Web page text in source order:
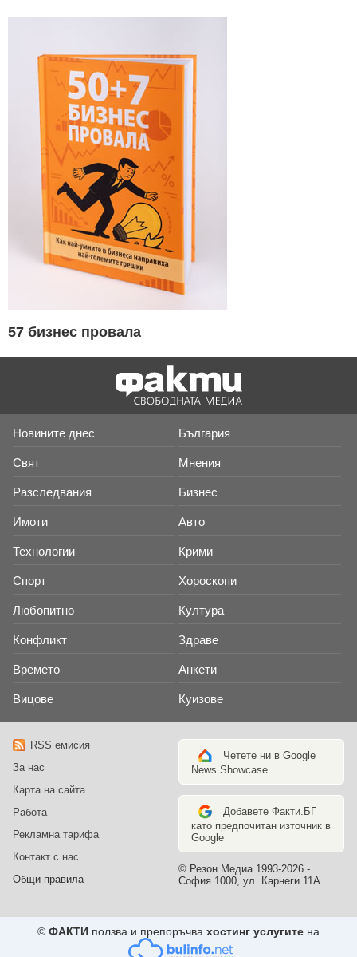
57 бизнес провала
Новините днес България
Свят Мнения
Разследвания Бизнес
Имоти Авто
Технологии Крими
Спорт Хороскопи
Любопитно Култура
Конфликт Здраве
Времето Анкети
Вицове Куизове
RSS емисия
За нас
Карта на сайта
Работа
Рекламна тарифа
Контакт с нас
Общи правила
Четете ни в Google
News Showcase
Добавете Факти.БГ
като предпочитан източник в
Google
© Резон Медиа 1993-2026 -
София 1000, ул. Карнеги 11А
© ФАКТИ ползва и препоръчва хостинг услугите на